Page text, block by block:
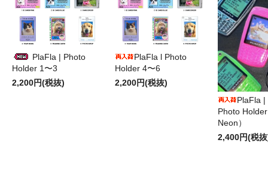
PlaFla | Photo
Holder 1〜3
2,200円(税抜)
PlaFla l Photo
Holder 4〜6
2,200円(税抜)
PlaFla
Photo
Neon）
2,400円(税